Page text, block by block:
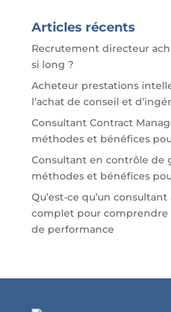
Articles récents
Recrutement directeur
si long ?
Acheteur prestations
l’achat de conseil et
Consultant Contract
méthodes et bénéfices
Consultant en contrôle de
méthodes et bénéfices
Qu’est-ce qu’un
complet pour comprendre
de performance